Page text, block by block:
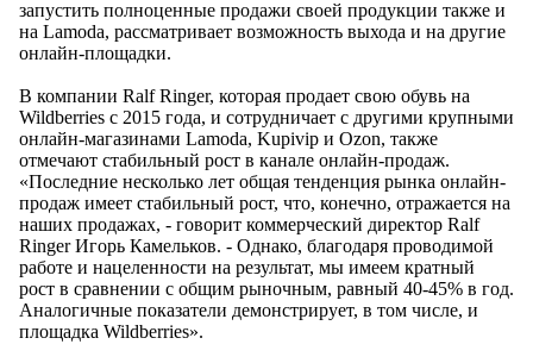
запустить полноценные продажи своей продукции также и
на Lamoda, рассматривает возможность выхода и на другие
онлайн-площадки.
В компании Ralf Ringer, которая продает свою обувь на
Wildberries с 2015 года, и сотрудничает с другими крупными
онлайн-магазинами Lamoda, Kupivip и Ozon, также
отмечают стабильный рост в канале онлайн-продаж.
«Последние несколько лет общая тенденция рынка онлайн-
продаж имеет стабильный рост, что, конечно, отражается на
наших продажах, - говорит коммерческий директор Ralf
Ringer Игорь Камельков. - Однако, благодаря проводимой
работе и нацеленности на результат, мы имеем кратный
рост в сравнении с общим рыночным, равный 40-45% в год.
Аналогичные показатели демонстрирует, в том числе, и
площадка Wildberries».